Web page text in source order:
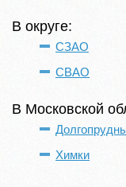
В округе:
СЗАО
СВАО
В Московской
Химки